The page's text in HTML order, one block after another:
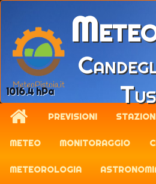
1016.4 hPa
PREVISIONI
METEO MONITORAGGIO
METEOROLOGIA